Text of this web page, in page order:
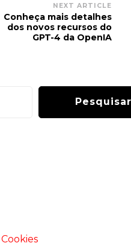
NEXT ARTICLE
Conheça mais detalhes
dos novos recursos do
GPT-4 da OpenIA
Pesquisar